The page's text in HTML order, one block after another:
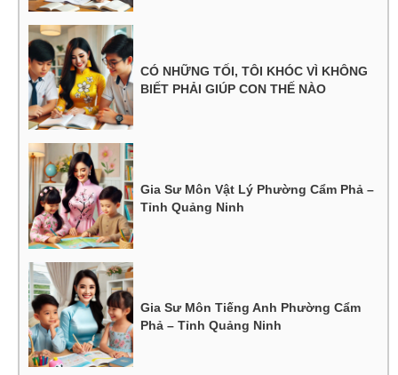
CÓ NHỮNG TỐI, TÔI KHÓC VÌ KHÔNG
BIẾT PHẢI GIÚP CON THẾ NÀO
Gia Sư Môn Vật Lý Phường Cẩm Phả –
Tỉnh Quảng Ninh
Gia Sư Môn Tiếng Anh Phường Cẩm
Phả – Tỉnh Quảng Ninh